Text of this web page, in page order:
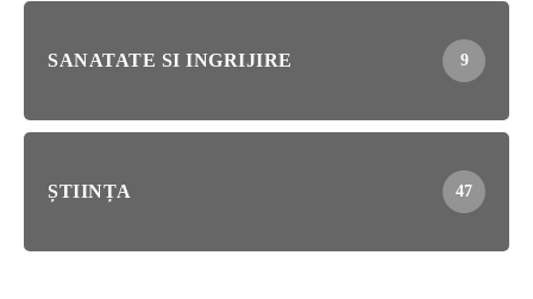
SANATATE SI INGRIJIRE 9
ȘTIINȚA 47